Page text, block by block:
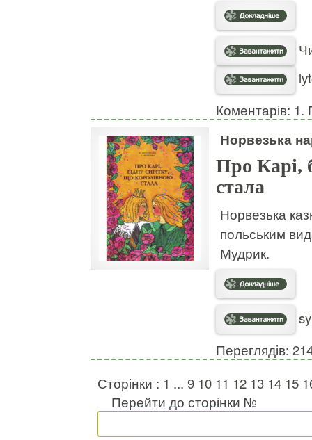
Коментарів: 1.
Норвезька
Про Карі,
стала
Норвезька
польським
Мудрик.
Переглядів:
Сторінки : 1 ... 9 10 11 12 13 14 15
Перейти до сторінки №